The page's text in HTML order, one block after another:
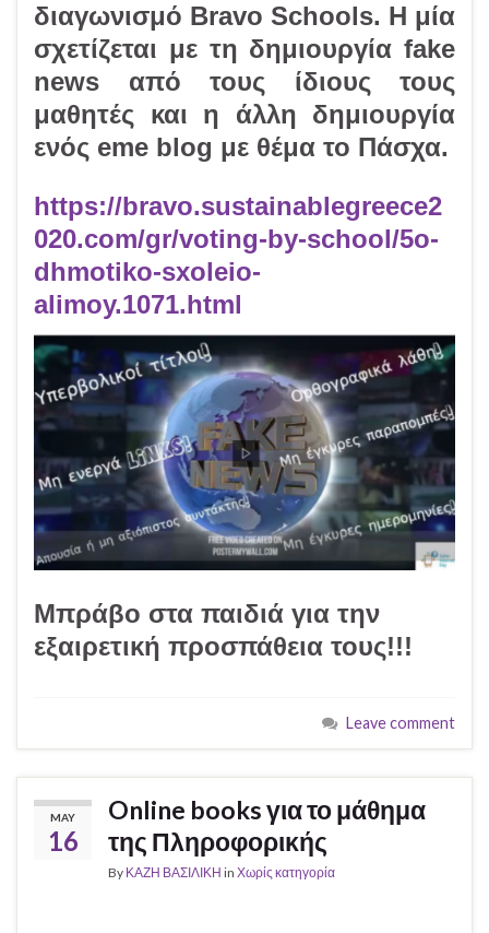
διαγωνισμό Bravo Schools. Η μία
σχετίζεται με τη δημιουργία fake
news από τους ίδιους τους
μαθητές και η άλλη δημιουργία
ενός eme blog με θέμα το Πάσχα.
https://bravo.sustainablegreece2
020.com/gr/voting-by-school/5o-
dhmotiko-sxoleio-
alimoy.1071.html
Μπράβο στα παιδιά για την
εξαιρετική προσπάθεια τους!!!
Leave comment
MAY
16
Online books για το μάθημα
της Πληροφορικής
By ΚΑΖΗ ΒΑΣΙΛΙΚΗ in Χωρίς κατηγορία